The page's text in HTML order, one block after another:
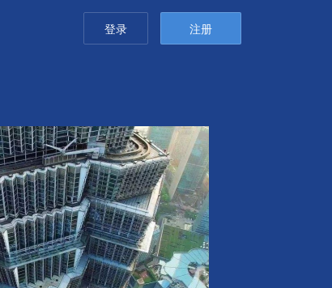
登录 注册